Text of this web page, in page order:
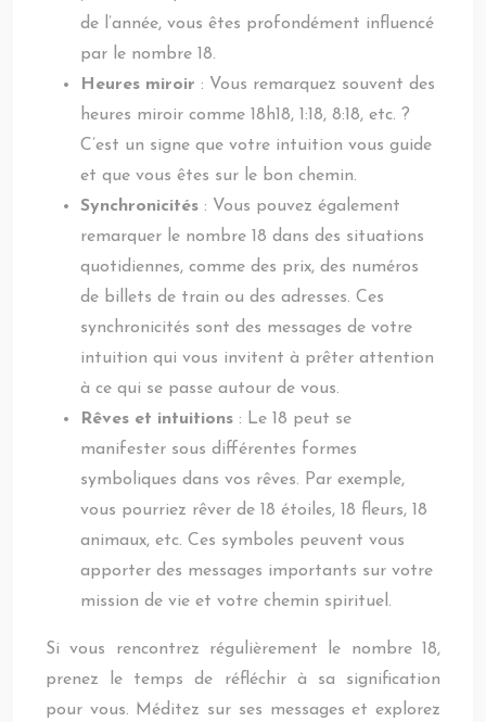
de l’année, vous êtes profondément influencé
par le nombre 18.
Heures miroir : Vous remarquez souvent des
heures miroir comme 18h18, 1:18, 8:18, etc. ?
C’est un signe que votre intuition vous guide
et que vous êtes sur le bon chemin.
Synchronicités : Vous pouvez également
remarquer le nombre 18 dans des situations
quotidiennes, comme des prix, des numéros
de billets de train ou des adresses. Ces
synchronicités sont des messages de votre
intuition qui vous invitent à prêter attention
à ce qui se passe autour de vous.
Rêves et intuitions : Le 18 peut se
manifester sous différentes formes
symboliques dans vos rêves. Par exemple,
vous pourriez rêver de 18 étoiles, 18 fleurs, 18
animaux, etc. Ces symboles peuvent vous
apporter des messages importants sur votre
mission de vie et votre chemin spirituel.
Si vous rencontrez régulièrement le nombre 18,
prenez le temps de réfléchir à sa signification
pour vous. Méditez sur ses messages et explorez